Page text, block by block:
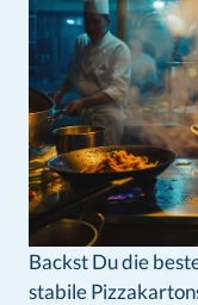
Backst Du die
stabile